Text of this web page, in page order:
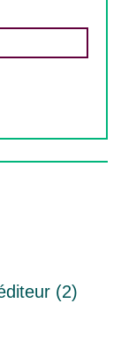
(2)